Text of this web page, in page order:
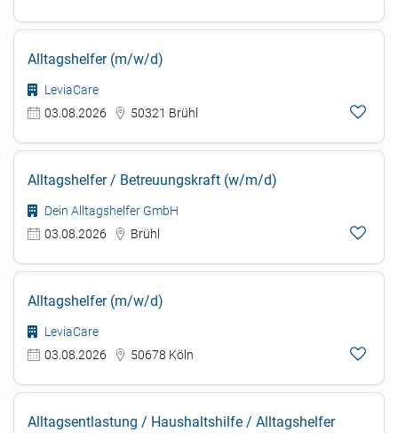
Alltagshelfer (m/w/d)
LeviaCare
03.08.2026
50321 Brühl
Alltagshelfer / Betreuungskraft (w/m/d)
Dein Alltagshelfer GmbH
03.08.2026
Brühl
Alltagshelfer (m/w/d)
LeviaCare
03.08.2026
50678 Köln
Alltagsentlastung / Haushaltshilfe / Alltagshelfer